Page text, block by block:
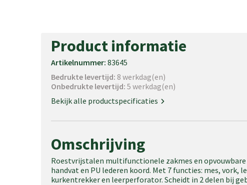
Product informatie
Artikelnummer: 83645
Bedrukte levertijd: 8 werkdag(en)
Onbedrukte levertijd: 5 werkdag(en)
Bekijk alle productspecificaties
Omschrijving
Roestvrijstalen multifunctionele zakmes en
handvat en PU lederen koord. Met 7 functies: mes, vork,
kurkentrekker en leerperforator. Scheidt in 2 delen bij